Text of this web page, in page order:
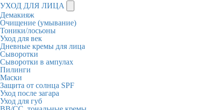
УХОД ДЛЯ ЛИЦА
Демакияж
Очищение (умывание)
Тоники/лосьоны
Уход для век
Дневные кремы для лица
Сыворотки
Сыворотки в ампулах
Пилинги
Маски
Защита от солнца SPF
Уход после загара
Уход для губ